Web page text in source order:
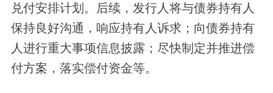
兑付安排计划。后续，发行人将与债券持有人
保持良好沟通，响应持有人诉求；向债券持有
人进行重大事项信息披露；尽快制定并推进偿
付方案，落实偿付资金等。